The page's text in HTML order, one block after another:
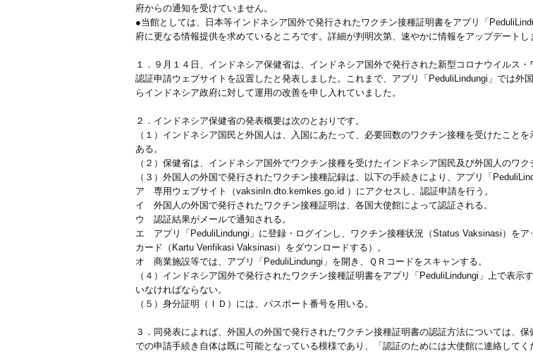
府からの通知を受けていません。
●当館としては、日本等インドネシア国外で発行されたワクチン接種証明書をアプリ「
府に更なる情報提供を求めているところです。詳細が判明次第、速やかに情報をアップデートし
１．９月１４日、インドネシア保健省は、インドネシア国外で発行された新型コロナウイルス
認証申請ウェブサイトを設置したと発表しました。これまで、アプリ「PeduliLindungi」では
らインドネシア政府に対して運用の改善を申し入れていました。
２．インドネシア保健省の発表概要は次のとおりです。
（１）インドネシア国民と外国人は、入国にあたって、必要回数のワクチン接種を受けたこと
ある。
（２）保健省は、インドネシア国外でワクチン接種を受けたインドネシア国民及び外国人のワ
（３）外国人の外国で発行されたワクチン接種記録は、以下の手続きにより、アプリ「
ア 専用ウェブサイト（vaksinIn.dto.kemkes.go.id ）にアクセスし、認証申請を行う。
イ 外国人の外国で発行されたワクチン接種証明は、各国大使館によって認証される。
ウ 認証結果がメールで通知される。
エ アプリ「PeduliLindungi」に登録・ログインし、ワクチン接種状況（Status Vaksinasi）を
カード（Kartu Verifikasi Vaksinasi）をダウンロードする）。
オ 商業施設等では、アプリ「PeduliLindungi」を開き、ＱＲコードをスキャンする。
（４）インドネシア国外で発行されたワクチン接種証明書をアプリ「PeduliLindungi」上で表
いなければならない。
（５）身分証明（ＩＤ）には、パスポート番号を用いる。
３．同発表によれば、外国人の外国で発行されたワクチン接種証明書の認証方法については、
での申請手続き自体は既に可能となっている模様であり、「認証のためには大使館に連絡して